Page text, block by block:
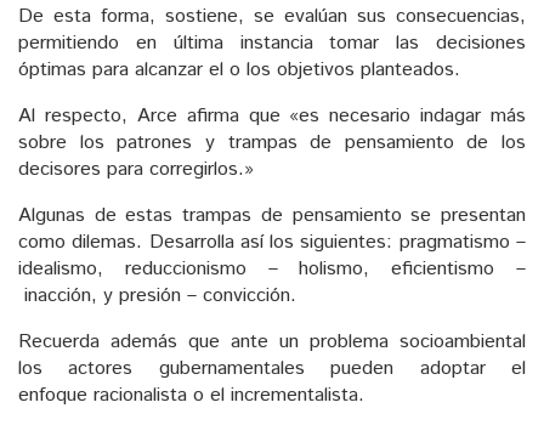
De esta forma, sostiene, se evalúan sus consecuencias,
permitiendo en última instancia tomar las decisiones
óptimas para alcanzar el o los objetivos planteados.
Al respecto, Arce afirma que «es necesario indagar más
sobre los patrones y trampas de pensamiento de los
decisores para corregirlos.»
Algunas de estas trampas de pensamiento se presentan
como dilemas. Desarrolla así los siguientes: pragmatismo –
idealismo, reduccionismo – holismo, eficientismo –
inacción, y presión – convicción.
Recuerda además que ante un problema socioambiental
los actores gubernamentales pueden adoptar el
enfoque racionalista o el incrementalista.